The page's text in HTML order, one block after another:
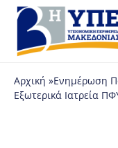
Αρχική »Ενημέρωση
Εξωτερικά Ιατρεία